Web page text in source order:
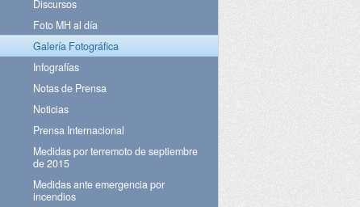
Discursos
Foto MH al día
Galería Fotográfica
Infografías
Notas de Prensa
Noticias
Prensa Internacional
Medidas por terremoto de septiembre
de 2015
Medidas ante emergencia por
incendios